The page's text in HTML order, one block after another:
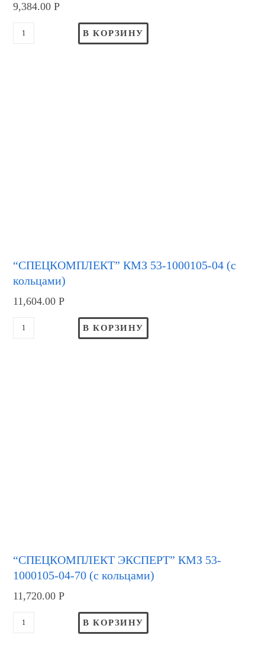
9,384.00Р
В КОРЗИНУ
“СПЕЦКОМПЛЕКТ” КМЗ 53-1000105-04 (с
кольцами)
11,604.00Р
В КОРЗИНУ
“СПЕЦКОМПЛЕКТ ЭКСПЕРТ” КМЗ 53-
1000105-04-70 (с кольцами)
11,720.00Р
В КОРЗИНУ